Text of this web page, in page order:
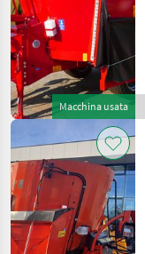
Macchina usata